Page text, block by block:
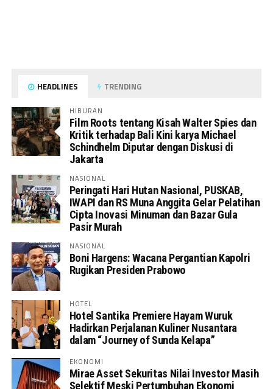
HEADLINES TRENDING
HIBURAN
Film Roots tentang Kisah Walter Spies dan
Kritik terhadap Bali Kini karya Michael
Schindhelm Diputar dengan Diskusi di
Jakarta
NASIONAL
Peringati Hari Hutan Nasional, PUSKAB,
IWAPI dan RS Muna Anggita Gelar Pelatihan
Cipta Inovasi Minuman dan Bazar Gula
Pasir Murah
NASIONAL
Boni Hargens: Wacana Pergantian Kapolri
Rugikan Presiden Prabowo
HOTEL
Hotel Santika Premiere Hayam Wuruk
Hadirkan Perjalanan Kuliner Nusantara
dalam “Journey of Sunda Kelapa”
EKONOMI
Mirae Asset Sekuritas Nilai Investor Masih
Selektif Meski Pertumbuhan Ekonomi